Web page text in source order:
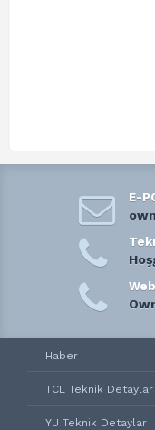
E-
Haber
TCL Teknik Detaylar
YU Teknik Detaylar